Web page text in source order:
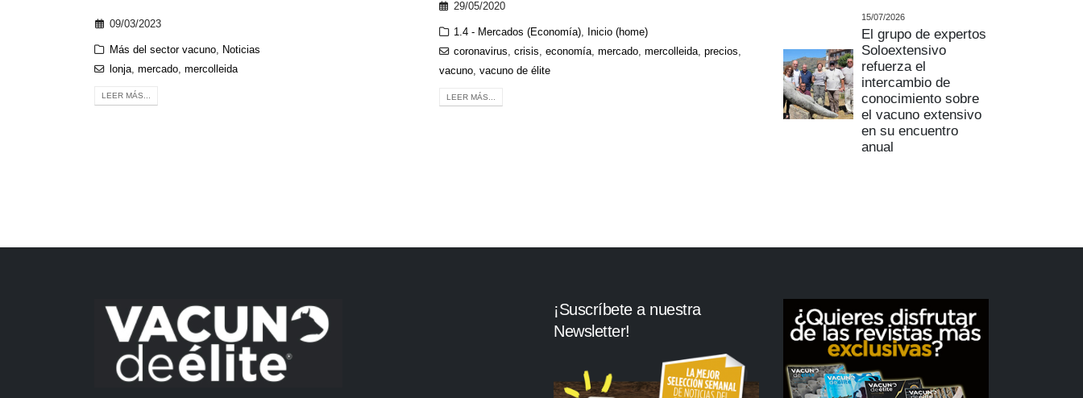
09/03/2023
Más del sector vacuno, Noticias
lonja, mercado, mercolleida
LEER MÁS...
29/05/2020
1.4 - Mercados (Economía),
Inicio (home)
coronavirus,crisis,economía,mercado,mercolleida,precios,
vacuno, vacuno de élite
LEER MÁS...
15/07/2026
El grupo de expertos
Soloextensivo
refuerza el
intercambio de
conocimiento sobre
el vacuno extensivo
en su encuentro
anual
¡Suscríbete a nuestra
Newsletter!